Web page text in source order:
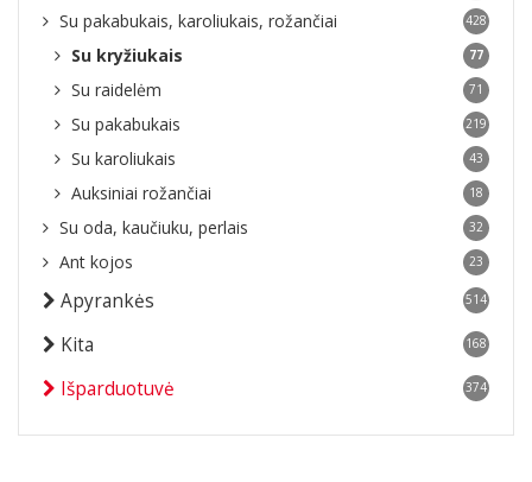
Su pakabukais, karoliukais, rožančiai 428
Su kryžiukais 77
Su raidelėm 71
Su pakabukais 219
Su karoliukais 43
Auksiniai rožančiai 18
Su oda, kaučiuku, perlais 32
Ant kojos 23
Apyrankės 514
Kita 168
Išparduotuvė 374